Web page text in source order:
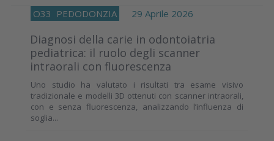
O33 PEDODONZIA 29 Aprile 2026
Diagnosi della carie in odontoiatria
pediatrica: il ruolo degli scanner
intraorali con fluorescenza
Uno studio ha valutato i risultati tra esame visivo
tradizionale e modelli 3D ottenuti con scanner intraorali,
con e senza fluorescenza, analizzando l’influenza di
soglia...